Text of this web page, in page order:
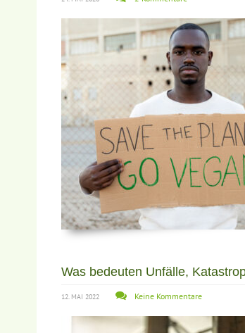
Was bedeuten Unfälle,
12. MAI 2022 Keine Kommentare